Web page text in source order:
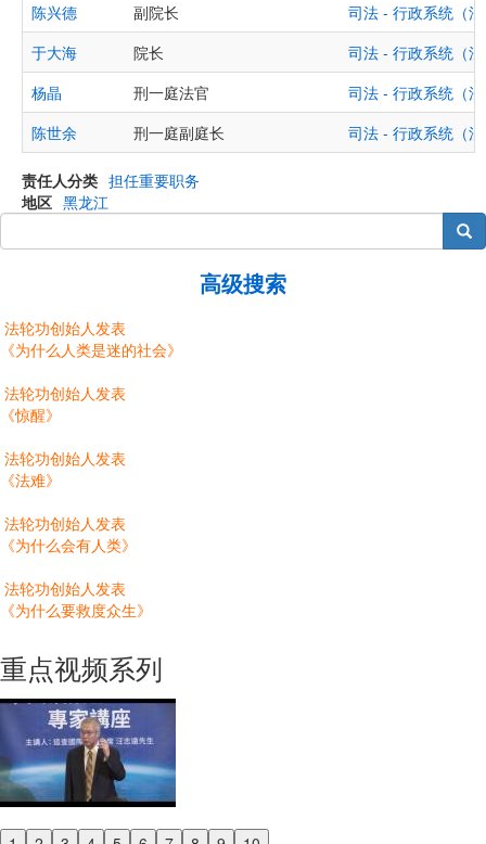
陈兴德
副院长
司法 - 行政系统（
于大海
院长
司法 - 行政系统（
杨晶
刑一庭法官
司法 - 行政系统（
陈世余
刑一庭副庭长 司法 - 行政系统（
责任人分类 担任重要职务
地区 黑龙江
搜索
高级搜索
法轮功创始人发表
《为什么人类是迷的社会》
法轮功创始人发表
《惊醒》
法轮功创始人发表
《法难》
法轮功创始人发表
《为什么会有人类》
法轮功创始人发表
《为什么要救度众生》
重点视频系列